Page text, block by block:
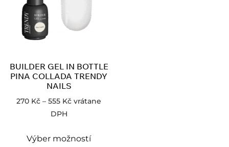
BUILDER GEL IN BOTTLE
PINA COLLADA TRENDY
NAILS
270 Kč – 555 Kč vrátane
DPH
Výber možností